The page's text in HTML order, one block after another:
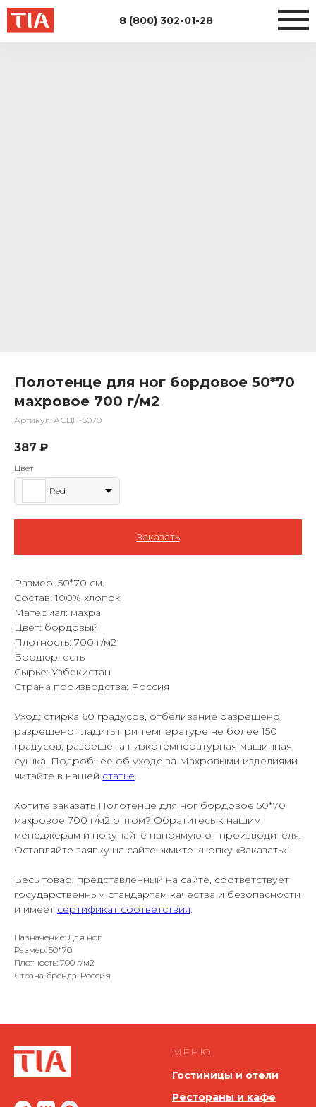
8 (800) 302-01-28
Полотенце для ног бордовое 50*70
махровое 700 г/м2
Артикул: АСЦН-5070
387 ₽
Цвет
Red
Заказать
Размер: 50*70 см.
Состав: 100% хлопок
Материал: махра
Цвет: бордовый
Плотность: 700 г/м2
Бордюр: есть
Сырье: Узбекистан
Страна производства: Россия
Уход: стирка 60 градусов, отбеливание разрешено,
разрешено гладить при температуре не более 150
градусов, разрешена низкотемпературная машинная
сушка. Подробнее об уходе за Махровыми изделиями
читайте в нашей статье.
Хотите заказать Полотенце для ног бордовое 50*70
махровое 700 г/м2 оптом? Обратитесь к нашим
менеджерам и покупайте напрямую от производителя.
Оставляйте заявку на сайте: жмите кнопку «Заказать»!
Весь товар, представленный на сайте, соответствует
государственным стандартам качества и безопасности
и имеет сертификат соответствия.
Назначение: Для ног
Размер: 50*70
Плотность: 700 г/м2
Страна бренда: Россия
МЕНЮ
Гостиницы и отели
Рестораны и кафе